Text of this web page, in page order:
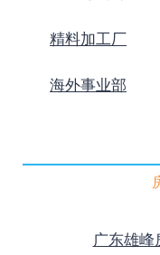
精料加工厂
海外事业部
广东雄峰